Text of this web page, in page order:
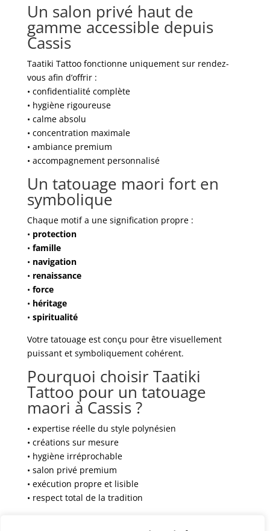
Un salon privé haut de
gamme accessible depuis
Cassis
Taatiki Tattoo fonctionne uniquement sur rendez-
vous afin d’offrir :
• confidentialité complète
• hygiène rigoureuse
• calme absolu
• concentration maximale
• ambiance premium
• accompagnement personnalisé
Un tatouage maori fort en
symbolique
Chaque motif a une signification propre :
• protection
• famille
• navigation
• renaissance
• force
• héritage
• spiritualité
Votre tatouage est conçu pour être visuellement
puissant et symboliquement cohérent.
Pourquoi choisir Taatiki
Tattoo pour un tatouage
maori à Cassis ?
• expertise réelle du style polynésien
• créations sur mesure
• hygiène irréprochable
• salon privé premium
• exécution propre et lisible
• respect total de la tradition